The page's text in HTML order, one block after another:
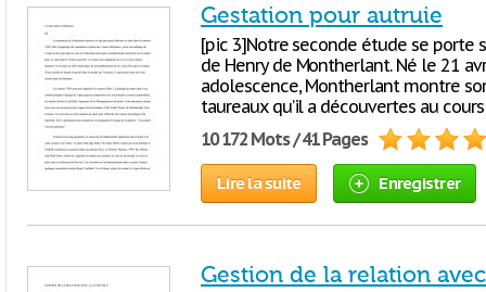
Gestation pour autruie
[pic 3]Notre seconde étude se porte
de Henry de Montherlant. Né le 21
adolescence, Montherlant montre
taureaux qu’il a découvertes au
10 172 Mots / 41 Pages
Lire la suite Enregistrer
Gestion de la relation